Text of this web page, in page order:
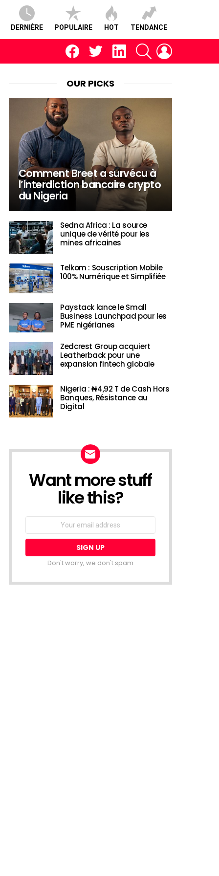
DERNIÈRE POPULAIRE HOT TENDANCE
facebooktwitter linkedin RECHERCHE
OUR PICKS
Comment Breet a survécu à
l’interdiction bancaire crypto
du Nigeria
Sedna Africa : La source
unique de vérité pour les
mines africaines
Telkom : Souscription Mobile
100% Numérique et Simplifiée
Paystack lance le Small
Business Launchpad pour les
PME nigérianes
Zedcrest Group acquiert
Leatherback pour une
expansion fintech globale
Nigeria : ₦4,92 T de Cash Hors
Banques, Résistance au
Digital
NEWSLETTER
Want more stuff
like this?
Email
Don't worry, we don't spam